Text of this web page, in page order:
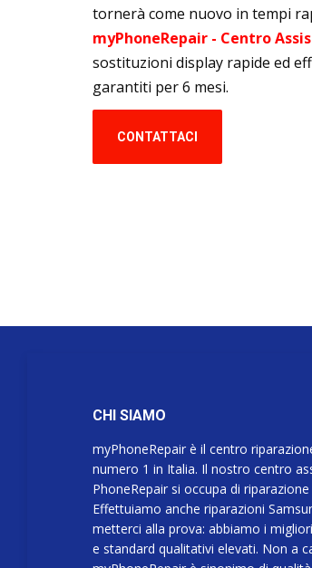
tornerà come nuovo in tempi
myPhoneRepair - Centro
sostituzioni display rapide ed
garantiti per 6 mesi.
CONTATTACI
CHI SIAMO
myPhoneRepair è il centro
numero 1 in Italia. Il nostro centro
PhoneRepair si occupa di
Effettuiamo anche riparazioni
metterci alla prova: abbiamo i
e standard qualitativi elevati. Non a